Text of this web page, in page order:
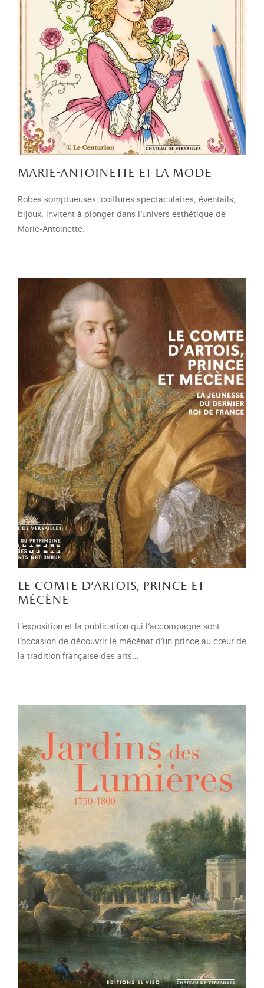
marie-antoinette et la mode
Robes somptueuses, coiffures spectaculaires, éventails,
bijoux, invitent à plonger dans l’univers esthétique de
Marie-Antoinette.
le comte d’artois, prince et
mécène
L’exposition et la publication qui l’accompagne sont
l’occasion de découvrir le mécénat d’un prince au cœur de
la tradition française des arts…